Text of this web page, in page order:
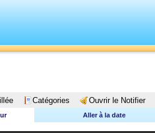
Catégories Ouvrir le Notifier
Aller à la date